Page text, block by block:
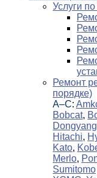
Услуги
Ремонт
порядке)
A–C:
Bobcat,
Dongyang
Hitachi,
Kato,
Merlo,
Sumitomo